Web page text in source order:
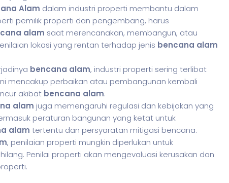
Alam dalam industri properti membantu dalam
pemilik properti dan pengembang, harus
alam saat merencanakan, membangun, atau
lokasi yang rentan terhadap jenis bencana alam
bencana alam, industri properti sering terlibat
mencakup perbaikan atau pembangunan kembali
akibat bencana alam.
alam juga memengaruhi regulasi dan kebijakan yang
peraturan bangunan yang ketat untuk
alam tertentu dan persyaratan mitigasi bencana.
, penilaian properti mungkin diperlukan untuk
Penilai properti akan mengevaluasi kerusakan dan